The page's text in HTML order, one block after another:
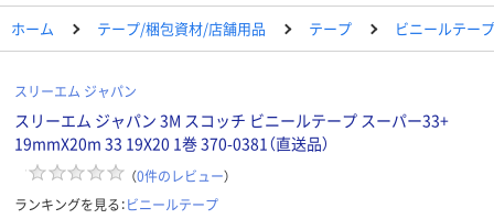
ホーム テープ/梱包資材/店舗用品 テープ ビニールテープ
スリーエム ジャパン
スリーエム ジャパン 3M スコッチ ビニールテープ スーパー33+
19mmX20m 33 19X20 1巻 370-0381（直送品）
（0件のレビュー）
ランキングを見る：ビニールテープ